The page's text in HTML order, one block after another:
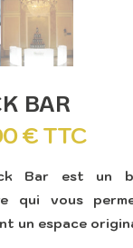
BAR
€TTC
Bar est un
qui vous
un espace